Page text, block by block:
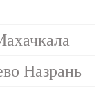
Назрань